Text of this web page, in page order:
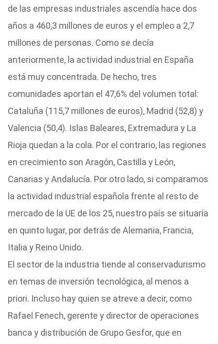
de las empresas industriales ascendía hace dos
años a 460,3 millones de euros y el empleo a 2,7
millones de personas. Como se decía
anteriormente, la actividad industrial en España
está muy concentrada. De hecho, tres
comunidades aportan el 47,6% del volumen total:
Cataluña (115,7 millones de euros), Madrid (52,8) y
Valencia (50,4). Islas Baleares, Extremadura y La
Rioja quedan a la cola. Por el contrario, las regiones
en crecimiento son Aragón, Castilla y León,
Canarias y Andalucía. Por otro lado, si comparamos
la actividad industrial española frente al resto de
mercado de la UE de los 25, nuestro país se situaría
en quinto lugar, por detrás de Alemania, Francia,
Italia y Reino Unido.
El sector de la industria tiende al conservadurismo
en temas de inversión tecnológica, al menos a
priori. Incluso hay quien se atreve a decir, como
Rafael Fenech, gerente y director de operaciones
banca y distribución de Grupo Gesfor, que en